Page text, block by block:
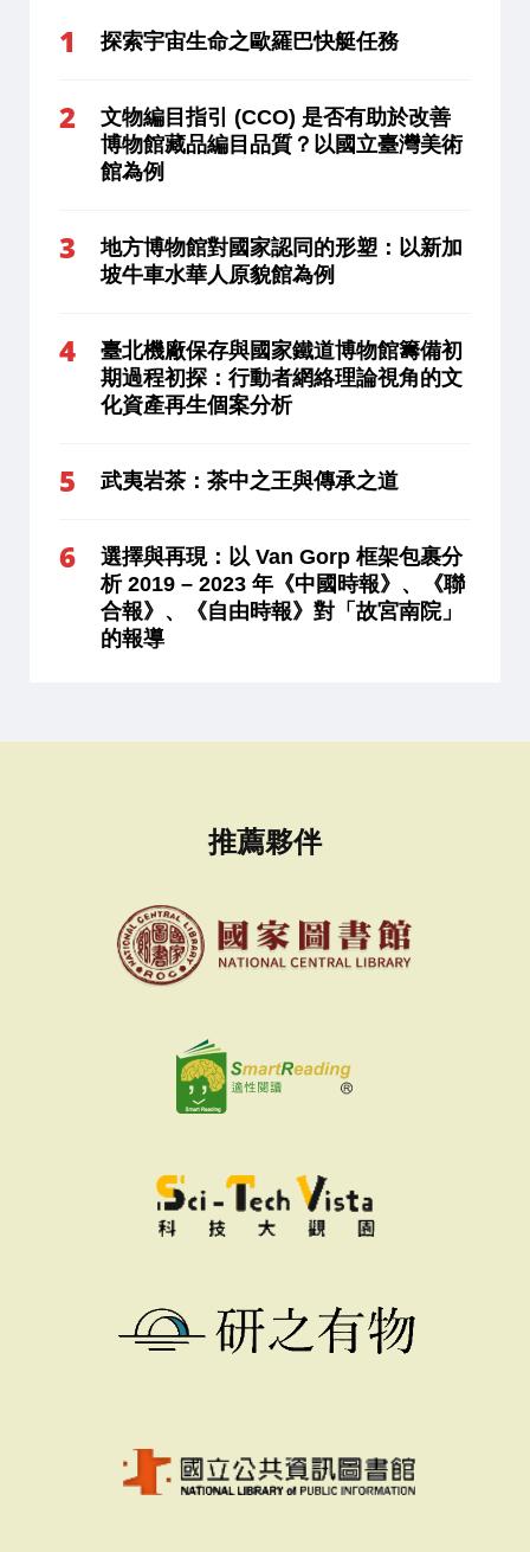
探索宇宙生命之歐羅巴快艇任務
文物編目指引 (CCO) 是否有助於改善
博物館藏品編目品質？以國立臺灣美術
館為例
地方博物館對國家認同的形塑：以新加
坡牛車水華人原貌館為例
臺北機廠保存與國家鐵道博物館籌備初
期過程初探：行動者網絡理論視角的文
化資產再生個案分析
武夷岩茶：茶中之王與傳承之道
選擇與再現：以 Van Gorp 框架包裹分
析 2019 – 2023 年《中國時報》、《聯
合報》、《自由時報》對「故宮南院」
的報導
推薦夥伴